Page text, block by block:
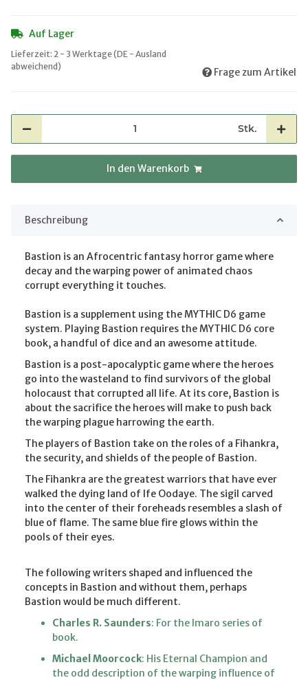
Auf Lager
Lieferzeit: 2 - 3 Werktage(DE - Ausland
abweichend)
Frage zum Artikel
Stk.
In den Warenkorb
Beschreibung
Bastion is an Afrocentric fantasy horror game where
decay and the warping power of animated chaos
corrupt everything it touches.
Bastion is a supplement using the MYTHIC D6 game
system. Playing Bastion requires the MYTHIC D6 core
book, a handful of dice and an awesome attitude.
Bastion is a post-apocalyptic game where the heroes
go into the wasteland to find survivors of the global
holocaust that corrupted all life. At its core, Bastion is
about the sacrifice the heroes will make to push back
the warping plague harrowing the earth.
The players of Bastion take on the roles of a Fihankra,
the security, and shields of the people of Bastion.
The Fihankra are the greatest warriors that have ever
walked the dying land of Ife Oodaye. The sigil carved
into the center of their foreheads resembles a slash of
blue of flame. The same blue fire glows within the
pools of their eyes.
The following writers shaped and influenced the
concepts in Bastion and without them, perhaps
Bastion would be much different.
Charles R. Saunders: For the Imaro series of
book.
Michael Moorcock: His Eternal Champion and
the odd description of the warping influence of